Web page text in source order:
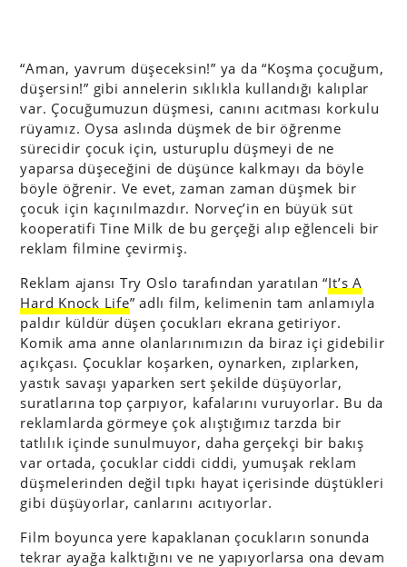
“Aman, yavrum düşeceksin!” ya da “Koşma çocuğum,
düşersin!” gibi annelerin sıklıkla kullandığı kalıplar
var. Çocuğumuzun düşmesi, canını acıtması korkulu
rüyamız. Oysa aslında düşmek de bir öğrenme
sürecidir çocuk için, usturuplu düşmeyi de ne
yaparsa düşeceğini de düşünce kalkmayı da böyle
böyle öğrenir. Ve evet, zaman zaman düşmek bir
çocuk için kaçınılmazdır. Norveç’in en büyük süt
kooperatifi Tine Milk de bu gerçeği alıp eğlenceli bir
reklam filmine çevirmiş.
Reklam ajansı Try Oslo tarafından yaratılan “It’s A
Hard Knock Life” adlı film, kelimenin tam anlamıyla
paldır küldür düşen çocukları ekrana getiriyor.
Komik ama anne olanlarınımızın da biraz içi gidebilir
açıkçası. Çocuklar koşarken, oynarken, zıplarken,
yastık savaşı yaparken sert şekilde düşüyorlar,
suratlarına top çarpıyor, kafalarını vuruyorlar. Bu da
reklamlarda görmeye çok alıştığımız tarzda bir
tatlılık içinde sunulmuyor, daha gerçekçi bir bakış
var ortada, çocuklar ciddi ciddi, yumuşak reklam
düşmelerinden değil tıpkı hayat içerisinde düştükleri
gibi düşüyorlar, canlarını acıtıyorlar.
Film boyunca yere kapaklanan çocukların sonunda
tekrar ayağa kalktığını ve ne yapıyorlarsa ona devam